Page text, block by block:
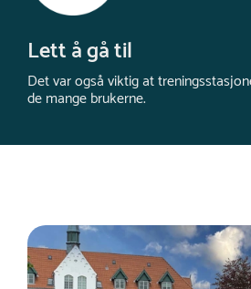
Lett å gå til
Det var også viktig at
de mange brukerne.